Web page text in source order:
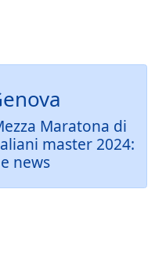
Maratona di
master 2024:
news